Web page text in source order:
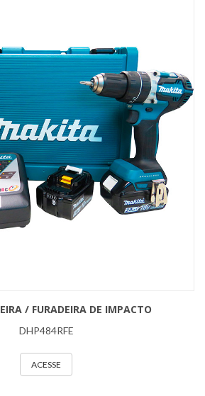
/ FURADEIRA DE IMPACTO
DHP484RFE
ACESSE